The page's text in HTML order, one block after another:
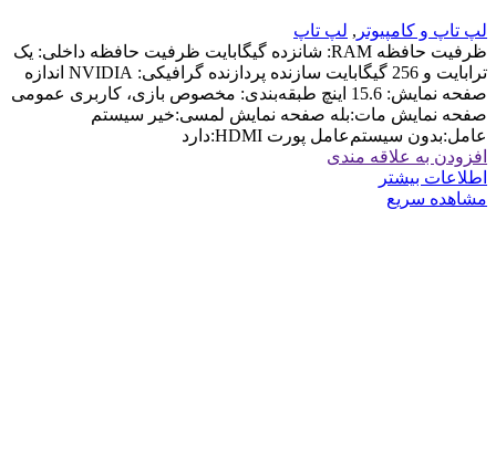
لپ تاپ و کامپیوتر , لپ تاپ
ظرفیت حافظه RAM: شانزده گیگابایت ظرفیت حافظه داخلی: یک
ترابایت و 256 گیگابایت سازنده پردازنده گرافیکی: NVIDIA اندازه
صفحه نمایش: 15.6 اینچ طبقه‌بندی: مخصوص بازی، کاربری عمومی
صفحه نمایش مات:بله صفحه نمایش لمسی:خیر سیستم
عامل:بدون سیستم‌عامل پورت HDMI:دارد
افزودن به علاقه مندی
اطلاعات بیشتر
مشاهده سریع